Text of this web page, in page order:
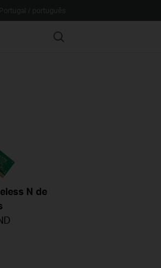
Search
N de